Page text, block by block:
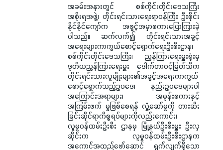
အခမ်းအနားတွင် စစ်ကိုင်းတိုင်းဒေသကြီး
အစိုးရအဖွဲ့၊ တိုင်းရင်းသားရေးရာဝန်ကြီး ဦးစိုင်း
နိုင်နိုင်ကျော်က အဖွင့်အမှာစကားပြောကြားခဲ့
ပါသည်။ ဆက်လက်၍ တိုင်းရင်းသားအခွင့်
အရေးများကာကွယ်စောင့်ရှောက်ရေးဦးစီးဌာန၊
စစ်ကိုင်းတိုင်းဒေသကြီး၊ ညွှန်ကြားရေးမှူးရုံးမှ
ဒုတိယညွှန်ကြားရေးမှူး ဒေါက်တာဝင့်မြတ်သီက
တိုင်းရင်းသားလူမျိုးများ၏အခွင့်အရေးကာကွယ်
စောင့်ရှောက်သည့်ဥပဒေ၊ နည်းဥပဒေများပါ
အကြောင်းအရာများ၊ အမုန်းစကားနှင့်
အကြမ်းဖက် မှုဖြစ်စေရန် လှုံ့ဆော်မှုကို တားဆီး
ခြင်းဆိုင်ရာကိစ္စရပ်များကိုလည်းကောင်း၊
လူမှုဝန်ထမ်းဦးစီး ဌာနမှ မြို့နယ်ဦးစီးမှူး ဦးလှ
ဆိုင်းက လူမှုဝန်ထမ်းဦးစီးဌာနက
အကောင်အထည်ဖော်ဆောင် ရွက်လျက်ရှိသော